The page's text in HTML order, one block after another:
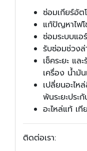
ซ่อมเกียร์อัต
แก้ปัญหาไฟ
ซ่อมระบบแอ
รับซ่อมช่วงล่
เช็คระยะ แ
เครื่อง น้ำมั
เปลี่ยนอะไ
พ้นระยะประ
อะไหล่แท้ เ
ติดต่อเรา: